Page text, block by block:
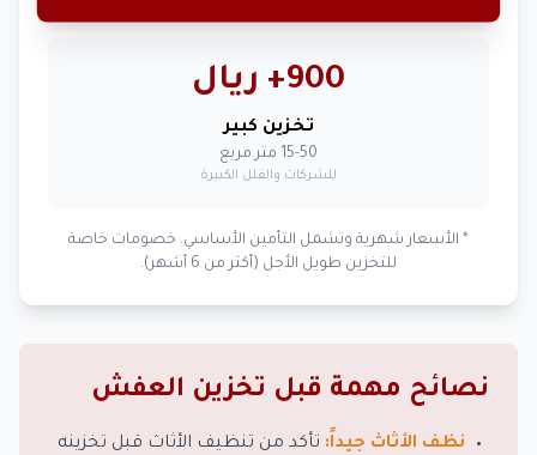
900+ ريال
تخزين كبير
15-50 متر مربع
للشركات والفلل الكبيرة
* الأسعار شهرية وتشمل التأمين الأساسي. خصومات خاصة
للتخزين طويل الأجل (أكثر من 6 أشهر).
نصائح مهمة قبل تخزين العفش
نظف الأثاث جيداً: تأكد من تنظيف الأثاث قبل تخزينه